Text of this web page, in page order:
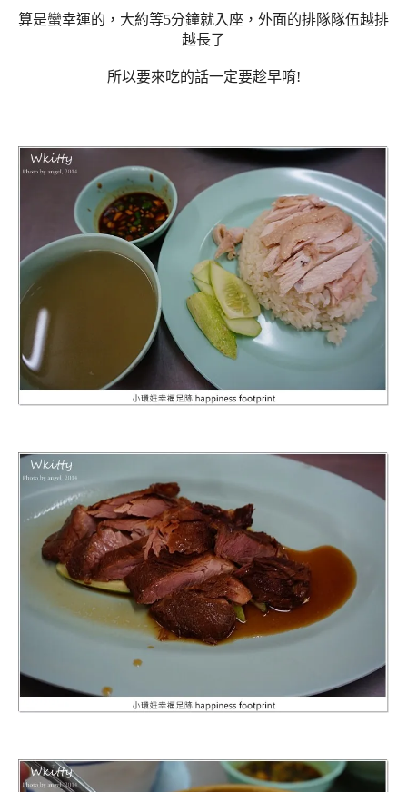
算是蠻幸運的，大約等5分鐘就入座，外面的排隊隊伍越排
越長了
所以要來吃的話一定要趁早唷!